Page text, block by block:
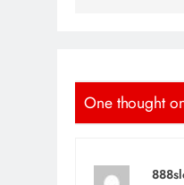
One thought